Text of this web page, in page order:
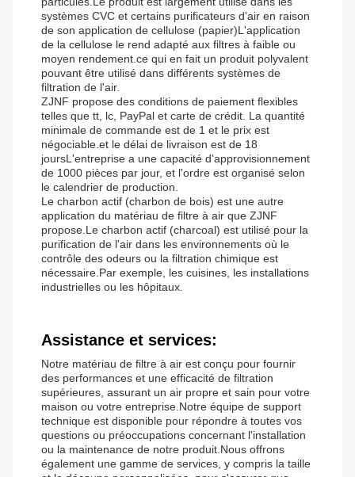
systèmes CVC et certains purificateurs d'air en raison
de son application de cellulose (papier)L'application
de la cellulose le rend adapté aux filtres à faible ou
moyen rendement.ce qui en fait un produit polyvalent
pouvant être utilisé dans différents systèmes de
filtration de l'air.
ZJNF propose des conditions de paiement flexibles
telles que tt, lc, PayPal et carte de crédit. La quantité
minimale de commande est de 1 et le prix est
négociable.et le délai de livraison est de 18
joursL'entreprise a une capacité d'approvisionnement
de 1000 pièces par jour, et l'ordre est organisé selon
le calendrier de production.
Le charbon actif (charbon de bois) est une autre
application du matériau de filtre à air que ZJNF
propose.Le charbon actif (charcoal) est utilisé pour la
purification de l'air dans les environnements où le
contrôle des odeurs ou la filtration chimique est
nécessaire.Par exemple, les cuisines, les installations
industrielles ou les hôpitaux.
Assistance et services:
Notre matériau de filtre à air est conçu pour fournir
des performances et une efficacité de filtration
supérieures, assurant un air propre et sain pour votre
maison ou votre entreprise.Notre équipe de support
technique est disponible pour répondre à toutes vos
questions ou préoccupations concernant l'installation
ou la maintenance de notre produit.Nous offrons
également une gamme de services, y compris la taille